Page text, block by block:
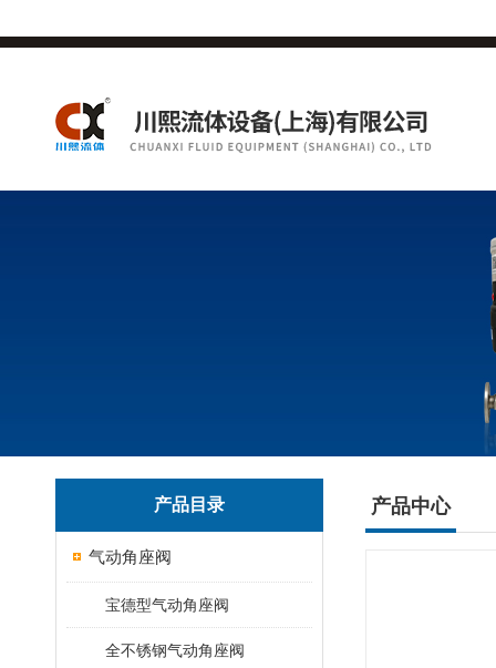
产品目录
气动角座阀
宝德型气动角座阀
全不锈钢气动角座阀
产品中心